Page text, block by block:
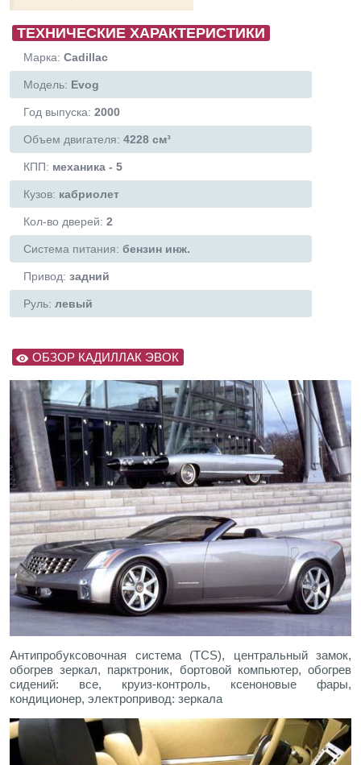
ТЕХНИЧЕСКИЕ ХАРАКТЕРИСТИКИ
Марка: Cadillac
Модель: Evog
Год выпуска: 2000
Объем двигателя: 4228 см³
КПП: механика - 5
Кузов: кабриолет
Кол-во дверей: 2
Система питания: бензин инж.
Привод: задний
Руль: левый
ОБЗОР КАДИЛЛАК ЭВОК
Антипробуксовочная система (TCS), центральный замок,
обогрев зеркал, парктроник, бортовой компьютер, обогрев
сидений: все, круиз-контроль, ксеноновые фары,
кондиционер, электропривод: зеркала